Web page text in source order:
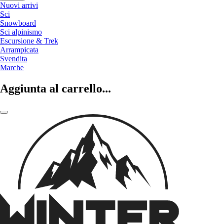
Nuovi arrivi
Sci
Snowboard
Sci alpinismo
Escursione & Trek
Arrampicata
Svendita
Marche
Aggiunta al carrello...